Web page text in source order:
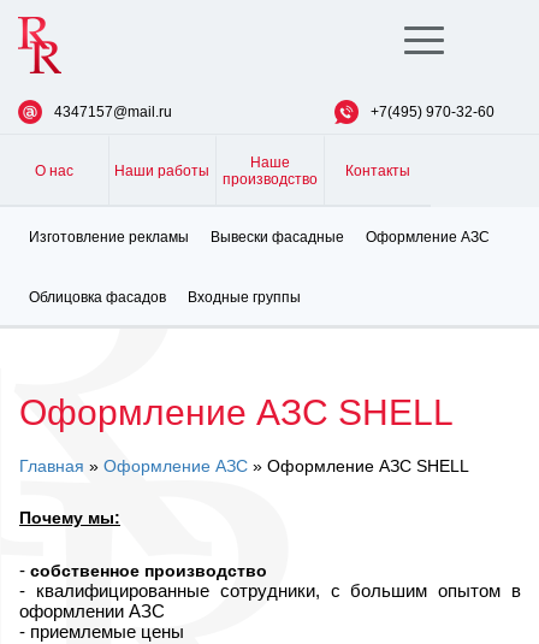
Toggle
navigation
4347157@mail.ru +7(495) 970-32-60
О нас Наши работы
Наше
производство
Контакты
Изготовление рекламы Вывески фасадные Оформление АЗС
Облицовка фасадов Входные группы
Оформление АЗС SHELL
Главная » Оформление АЗС » Oформление АЗС SHELL
Почему мы:
- собственное производство
- квалифицированные сотрудники, с большим опытом в
оформлении АЗС
- приемлемые цены